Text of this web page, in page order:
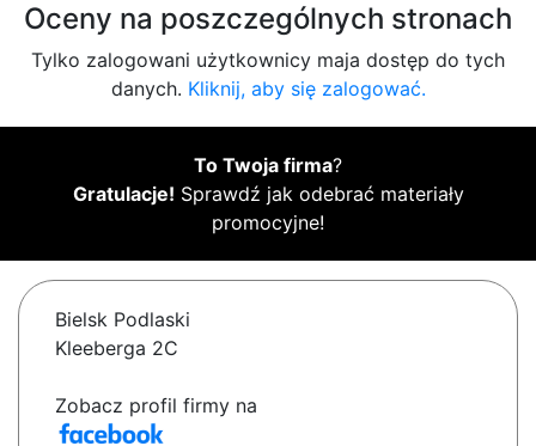
Oceny na poszczególnych stronach
Tylko zalogowani użytkownicy maja dostęp do tych
danych. Kliknij, aby się zalogować.
To Twoja firma?
Gratulacje! Sprawdź jak odebrać materiały
promocyjne!
Bielsk Podlaski
Kleeberga 2C
Zobacz profil firmy na